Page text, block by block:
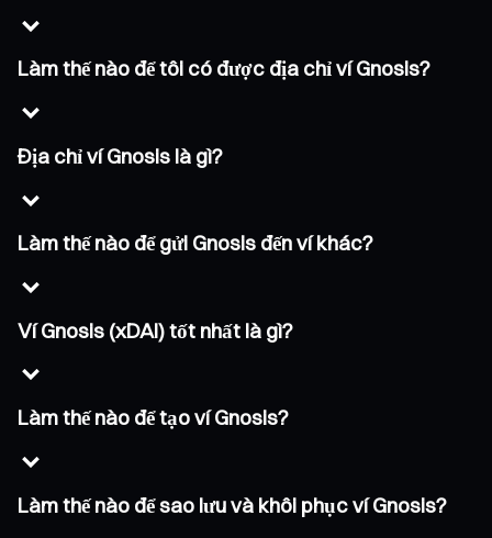
Làm thế nào để tôi có được địa chỉ ví Gnosis?
Địa chỉ ví Gnosis là gì?
Làm thế nào để gửi Gnosis đến ví khác?
Ví Gnosis (xDAI) tốt nhất là gì?
Làm thế nào để tạo ví Gnosis?
Làm thế nào để sao lưu và khôi phục ví Gnosis?